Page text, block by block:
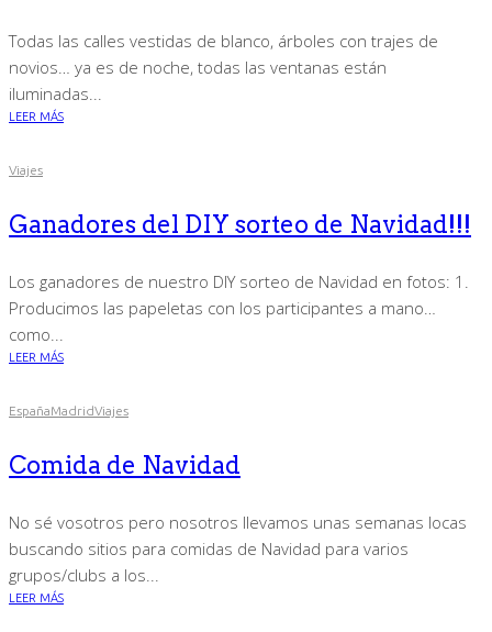
Todas las calles vestidas de blanco, árboles con trajes de
novios… ya es de noche, todas las ventanas están
iluminadas...
LEER MÁS
Viajes
Ganadores del DIY sorteo de Navidad!!!
Los ganadores de nuestro DIY sorteo de Navidad en fotos: 1.
Producimos las papeletas con los participantes a mano…
como...
LEER MÁS
EspañaMadridViajes
Comida de Navidad
No sé vosotros pero nosotros llevamos unas semanas locas
buscando sitios para comidas de Navidad para varios
grupos/clubs a los...
LEER MÁS